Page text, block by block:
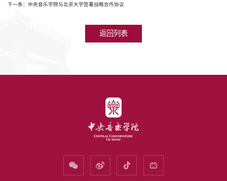
下一条：中央音乐学院与北京大学签署战略合作协议
返回列表